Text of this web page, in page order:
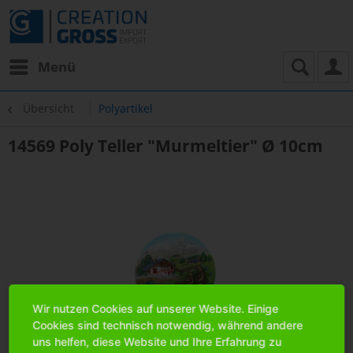
Menü
Übersicht Polyartikel
14569 Poly Teller "Murmeltier" Ø 10cm
Wir nutzen Cookies auf unserer Website. Einige
Cookies sind technisch notwendig, während andere
uns helfen, diese Website und Ihre Erfahrung zu